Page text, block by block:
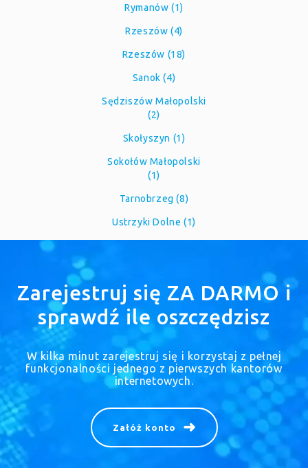
Rymanów (1)
Rzeszów (4)
Rzeszów (18)
Sanok (4)
Sędziszów Małopolski
(2)
Skołyszyn (1)
Sokołów Małopolski
(1)
Tarnobrzeg (8)
Ustrzyki Dolne (1)
Zarejestruj się ZA DARMO i
sprawdź ile oszczędzisz
W kilka minut zarejestruj się i korzystaj z pełnej
funkcjonalności jednego z pierwszych kantorów
internetowych.
Załóż konto